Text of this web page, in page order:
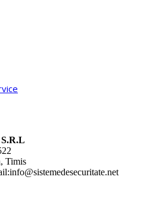
Timis